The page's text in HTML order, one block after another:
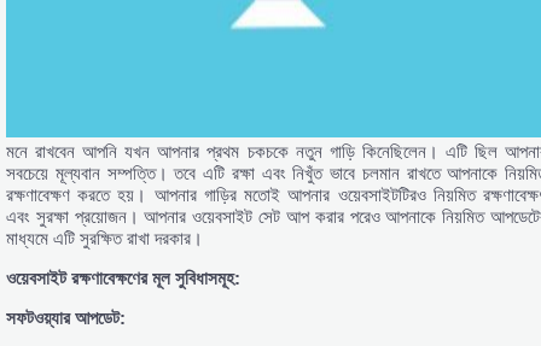
মনে রাখবেন আপনি যখন আপনার প্রথম চকচকে নতুন গাড়ি কিনেছিলেন। এটি ছিল
সবচেয়ে মূল্যবান সম্পত্তি। তবে এটি রক্ষা এবং নিখুঁত ভাবে চলমান রাখতে আপনাকে
রক্ষণাবেক্ষণ করতে হয়। আপনার গাড়ির মতোই আপনার ওয়েবসাইটটিরও নিয়মিত
এবং সুরক্ষা প্রয়োজন। আপনার ওয়েবসাইট সেট আপ করার পরেও আপনাকে নিয়মিত
মাধ্যমে এটি সুরক্ষিত রাখা দরকার।
ওয়েবসাইট রক্ষণাবেক্ষণের মূল সুবিধাসমূহ:
সফটওয়্যার আপডেট: